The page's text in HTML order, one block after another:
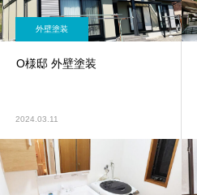
外壁塗装
O様邸 外壁塗装
2024.03.11